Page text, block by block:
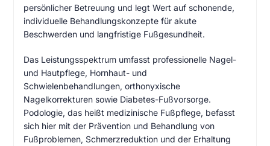
persönlicher Betreuung und legt Wert auf schonende,
individuelle Behandlungskonzepte für akute
Beschwerden und langfristige Fußgesundheit.
Das Leistungsspektrum umfasst professionelle Nagel-
und Hautpflege, Hornhaut- und
Schwielenbehandlungen, orthonyxische
Nagelkorrekturen sowie Diabetes-Fußvorsorge.
Podologie, das heißt medizinische Fußpflege, befasst
sich hier mit der Prävention und Behandlung von
Fußproblemen, Schmerzreduktion und der Erhaltung